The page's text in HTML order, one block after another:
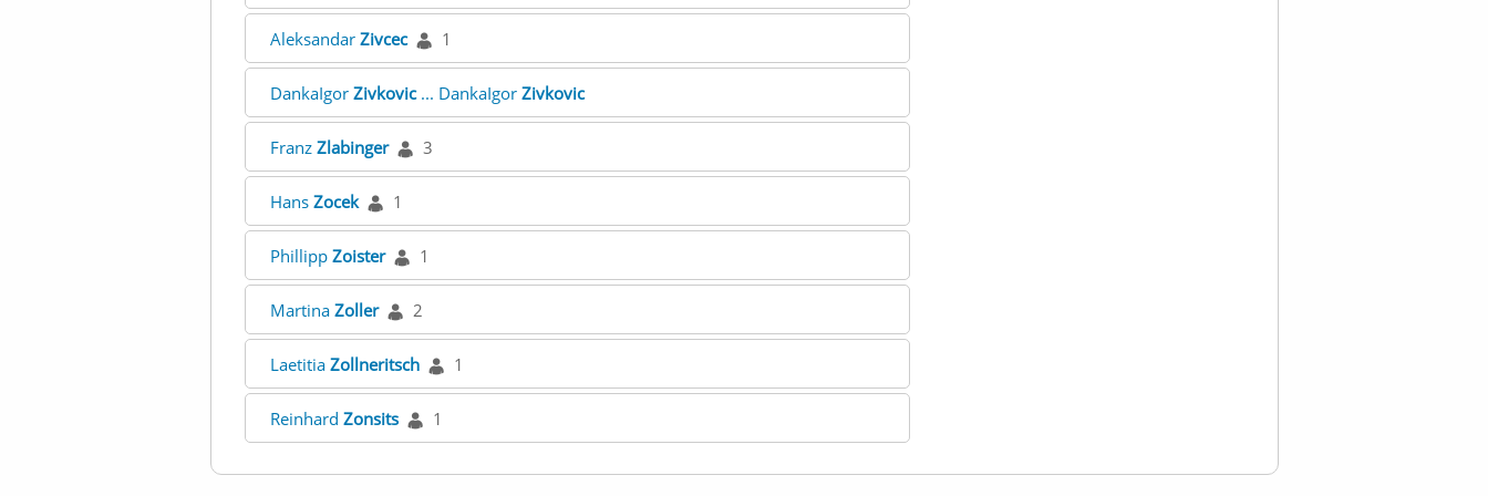
Aleksandar Zivcec 1
DankaIgor Zivkovic... DankaIgor Zivkovic
Franz Zlabinger 3
Hans Zocek 1
Phillipp Zoister 1
Martina Zoller 2
Laetitia Zollneritsch 1
Reinhard Zonsits 1